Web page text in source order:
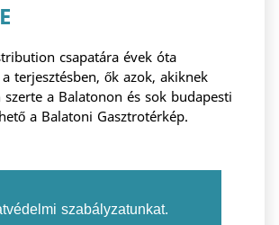
szabályzatunkat.
csapatára évek óta
terjesztésben, ők azok, akiknek
szerte a Balatonon és sok budapesti
a Balatoni Gasztrotérkép.